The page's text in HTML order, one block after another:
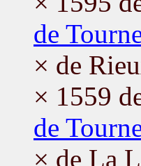
de
× de
× 1559
de
× de La